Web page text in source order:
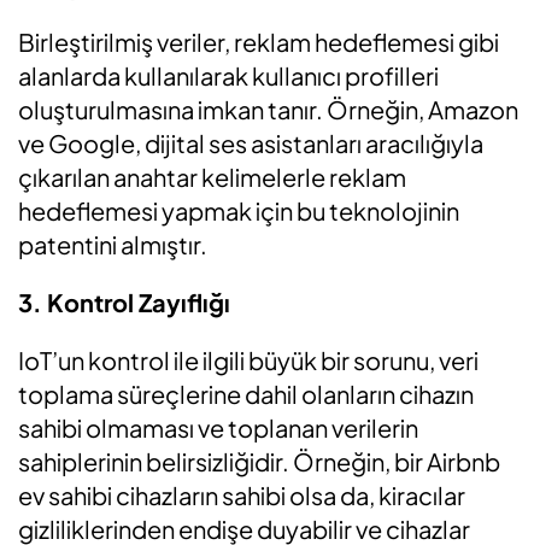
Birleştirilmiş veriler, reklam hedeflemesi gibi
alanlarda kullanılarak kullanıcı profilleri
oluşturulmasına imkan tanır. Örneğin, Amazon
ve Google, dijital ses asistanları aracılığıyla
çıkarılan anahtar kelimelerle reklam
hedeflemesi yapmak için bu teknolojinin
patentini almıştır.
3. Kontrol Zayıflığı
IoT’un kontrol ile ilgili büyük bir sorunu, veri
toplama süreçlerine dahil olanların cihazın
sahibi olmaması ve toplanan verilerin
sahiplerinin belirsizliğidir. Örneğin, bir Airbnb
ev sahibi cihazların sahibi olsa da, kiracılar
gizliliklerinden endişe duyabilir ve cihazlar